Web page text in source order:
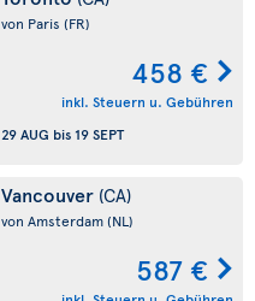
von Paris (FR)
458 €
inkl. Steuern u. Gebühren
29 AUG bis 19 SEPT
Vancouver (CA)
von Amsterdam(NL)
587 €